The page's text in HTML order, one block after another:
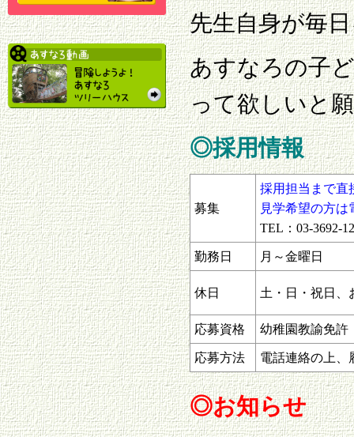
先生自身が毎
あすなろの子
って欲しいと
◎採用情報
募集
採用担当まで直
見学希望の方
TEL：03-3692-
勤務日 月～金曜日
休日 土・日・祝日、
応募資格 幼稚園教諭免許
応募方法 電話連絡の上、
◎お知らせ